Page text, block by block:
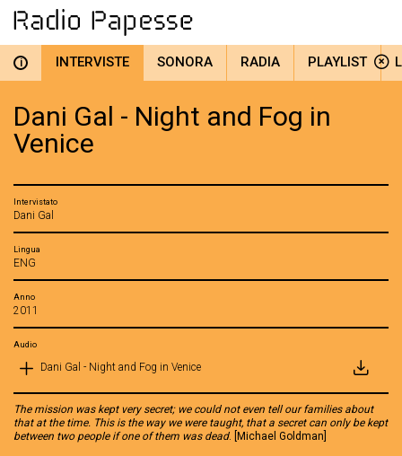
i INTERVISTE SONORA RADIA PLAYLIST
Dani Gal - Night and Fog in
Venice
Intervistato
Dani Gal
Lingua
ENG
Anno
2011
Audio
Dani Gal - Night and Fog in Venice
The mission was kept very secret; we could not even tell our families about
that at the time. This is the way we were taught, that a secret can only be kept
between two people if one of them was dead. [Michael Goldman]